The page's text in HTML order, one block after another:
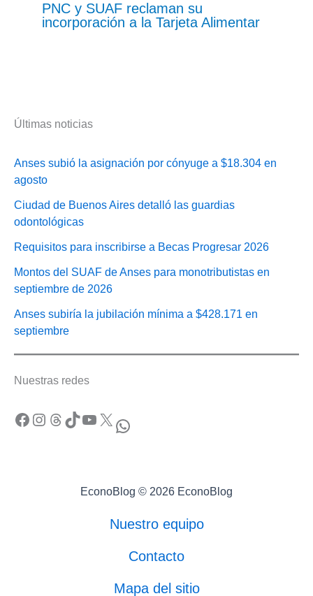
PNC y SUAF reclaman su
incorporación a la Tarjeta Alimentar
Últimas noticias
Anses subió la asignación por cónyuge a $18.304 en
agosto
Ciudad de Buenos Aires detalló las guardias
odontológicas
Requisitos para inscribirse a Becas Progresar 2026
Montos del SUAF de Anses para monotributistas en
septiembre de 2026
Anses subiría la jubilación mínima a $428.171 en
septiembre
Nuestras redes
Facebook Instagram Threads TikTok YouTube X WhatsApp
EconoBlog © 2026 EconoBlog
Nuestro equipo
Contacto
Mapa del sitio